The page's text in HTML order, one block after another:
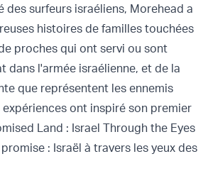
des surfeurs israéliens, Morehead a
histoires de familles touchées
proches qui ont servi ou sont
dans l'armée israélienne, et de la
que représentent les ennemis
expériences ont inspiré son premier
Land : Israel Through the Eyes
: Israël à travers les yeux des